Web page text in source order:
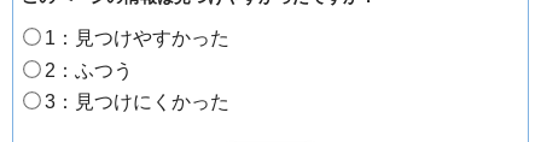
1：見つけやすかった
2：ふつう
3：見つけにくかった